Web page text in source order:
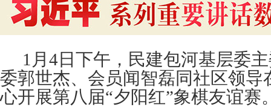
1月4日下午，民建包河基层委
委郭世杰、会员闻智磊同社区领导
心开展第八届“夕阳红”象棋友谊赛